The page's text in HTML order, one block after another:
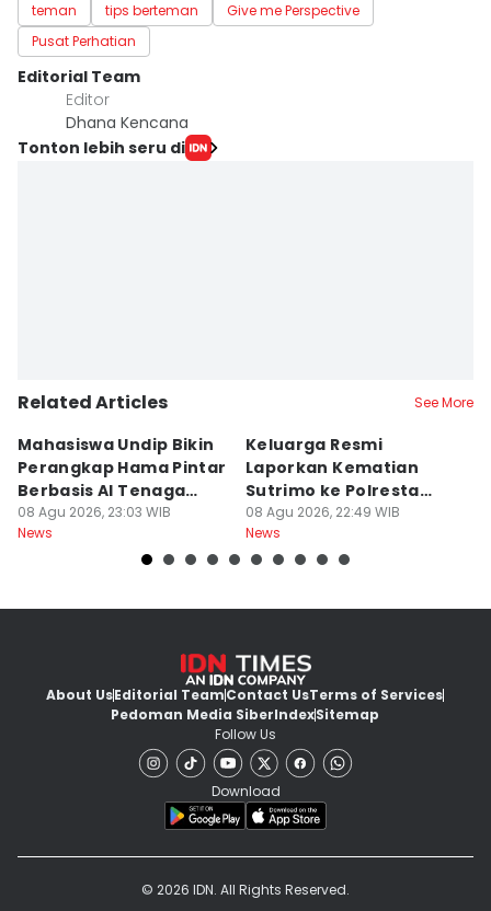
teman tips berteman
Give me Perspective
Pusat Perhatian
Editorial Team
Editor
Dhana Kencana
Tonton lebih seru di
Related Articles See More
Mahasiswa Undip Bikin
Perangkap Hama Pintar
Berbasis AI Tenaga
Surya
08 Agu 2026, 23:03 WIB
News
Keluarga Resmi
Laporkan Kematian
Sutrimo ke Polresta
Banyumas
08 Agu 2026, 22:49 WIB
News
About UsEditorial TeamContact UsTerms of Services
Pedoman Media SiberIndexSitemap
Follow Us
Download
© 2026 IDN. All Rights Reserved.